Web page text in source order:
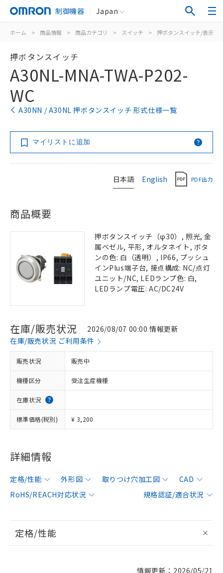
制御機器 Japan
ホーム > 商品情報 > 商品カテゴリ > スイッチ > 押ボタンスイッチ/表示灯
押ボタンスイッチ
A30NL-MNA-TWA-P202-
WC
A30NN / A30NL 押ボタンスイッチ 形式仕様一覧
マイリストに追加
日本語 English PDF出力
商品概要
押ボタンスイッチ（φ30）, 照光, 金
属ベゼル, 平形, オルタネイト, ボタ
ンの色: 白（透明）, IP66, プッシュ
インPlus端子台, 接点構成: NC/点灯
ユニット/NC, LEDランプ色: 白,
LEDランプ電圧: AC/DC24V
在庫/販売状況
2026/08/07 00:00 情報更新
在庫/販売状況 ご利用条件
販売状況 販売中
機種区分 受注生産機種
在庫状況
標準価格(税別) ¥ 3,200
詳細情報
定格/性能 外形図 取りつけ穴加工図
CAD
RoHS/REACH対応状況
規格認証/適合状況
定格/性能
情報更新：2026/05/21